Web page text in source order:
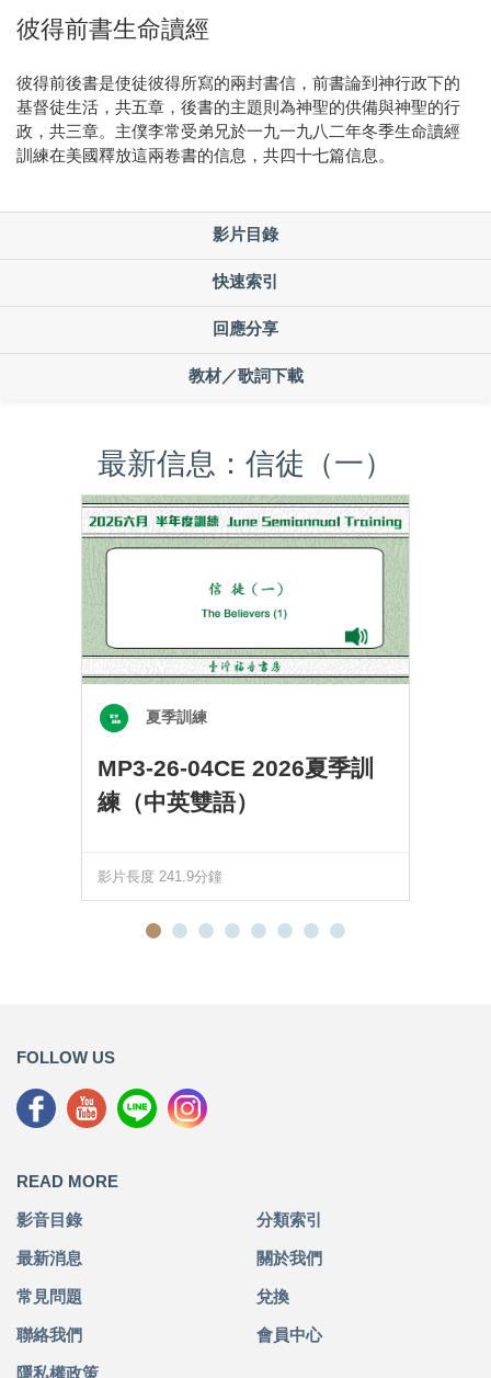
彼得前書生命讀經
彼得前後書是使徒彼得所寫的兩封書信，前書論到神行政下的
基督徒生活，共五章，後書的主題則為神聖的供備與神聖的行
政，共三章。主僕李常受弟兄於一九一九八二年冬季生命讀經
訓練在美國釋放這兩卷書的信息，共四十七篇信息。
影片目錄
快速索引
回應分享
教材／歌詞下載
最新信息：信徒（一）
夏季訓練
MP3-26-04CE 2026夏季訓
練（中英雙語）
影片長度 241.9分鐘
FOLLOW US
READ MORE
影音目錄 分類索引
最新消息 關於我們
常見問題 兌換
聯絡我們 會員中心
隱私權政策